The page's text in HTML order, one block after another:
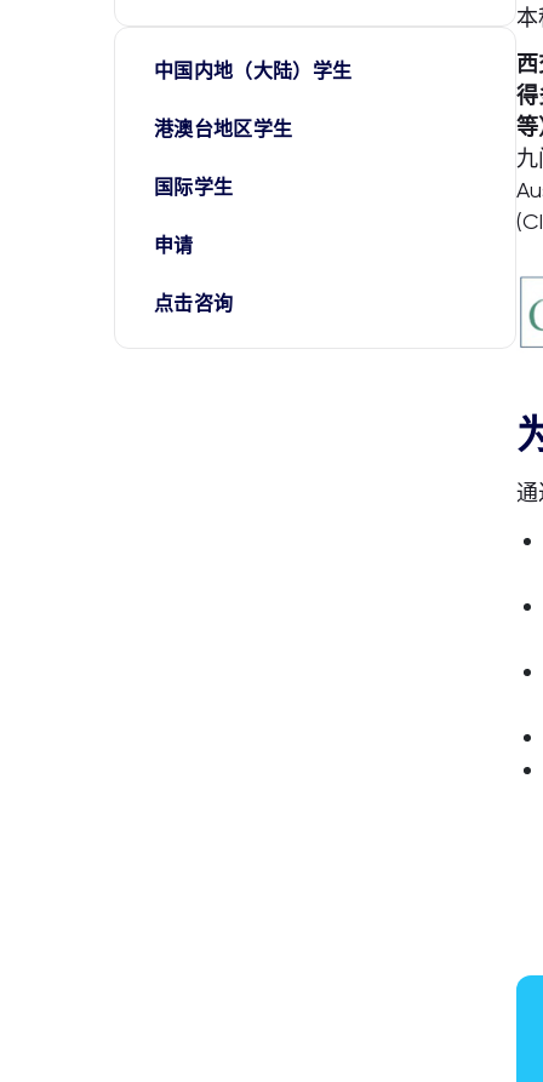
中国内地（大陆）学生
港澳台地区学生
国际学生
申请
点击咨询
本
得
等
通